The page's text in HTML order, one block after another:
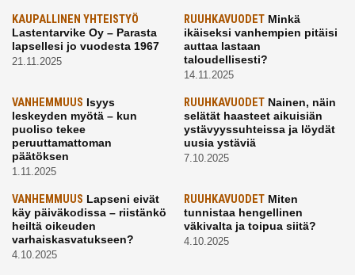
KAUPALLINEN YHTEISTYÖ
Lastentarvike Oy – Parasta
lapsellesi jo vuodesta 1967
21.11.2025
RUUHKAVUODETMinkä
ikäiseksi vanhempien pitäisi
auttaa lastaan
taloudellisesti?
14.11.2025
VANHEMMUUS Isyys
leskeyden myötä – kun
puoliso tekee
peruuttamattoman
päätöksen
1.11.2025
RUUHKAVUODETNainen, näin
selätät haasteet aikuisiän
ystävyyssuhteissa ja löydät
uusia ystäviä
7.10.2025
VANHEMMUUS Lapseni eivät
käy päiväkodissa – riistänkö
heiltä oikeuden
varhaiskasvatukseen?
4.10.2025
RUUHKAVUODETMiten
tunnistaa hengellinen
väkivalta ja toipua siitä?
4.10.2025